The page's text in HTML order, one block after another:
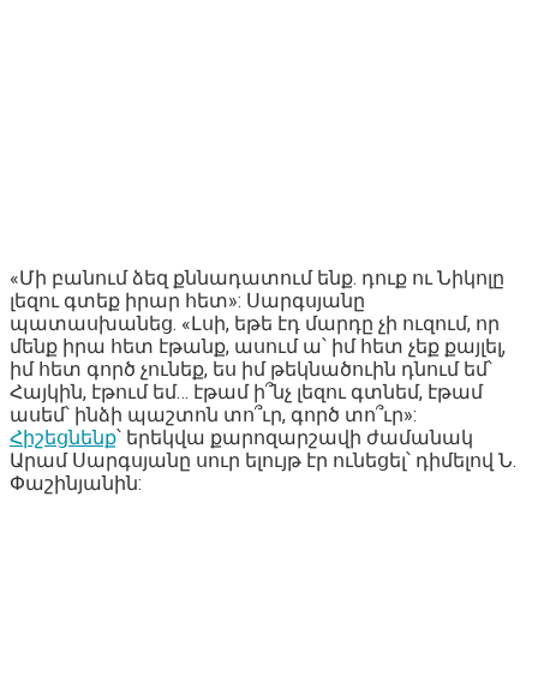
«Մի բանում ձեզ քննադատում ենք. դուք ու Նիկոլը
լեզու գտեք իրար հետ»: Սարգսյանը
պատասխանեց. «Լսի, եթե էդ մարդը չի ուզում, որ
մենք իրա հետ էթանք, ասում ա՝ իմ հետ չեք քայլել,
իմ հետ գործ չունեք, ես իմ թեկնածուին դնում եմ՝
Հայկին, էթում եմ… էթամ ի՞նչ լեզու գտնեմ, էթամ
ասեմ՝ ինձի պաշտոն տո՞ւր, գործ տո՞ւր»:
Հիշեցնենք՝ երեկվա քարոզարշավի ժամանակ
Արամ Սարգսյանը սուր ելույթ էր ունեցել՝ դիմելով Ն.
Փաշինյանին: